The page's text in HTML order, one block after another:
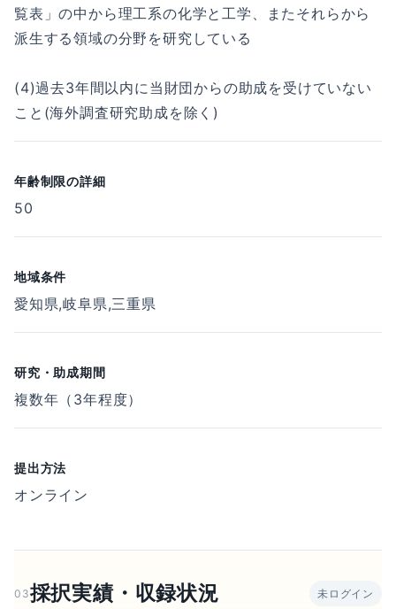
覧表」の中から理工系の化学と工学、またそれらから
派生する領域の分野を研究している
(4)過去3年間以内に当財団からの助成を受けていない
こと(海外調査研究助成を除く)
年齢制限の詳細
50
地域条件
愛知県,岐阜県,三重県
研究・助成期間
複数年（3年程度）
提出方法
オンライン
03採択実績・収録状況 未ログイン